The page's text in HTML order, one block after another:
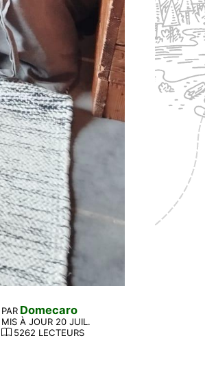
PAR Domecaro
MIS À JOUR 20 JUIL.
5262 LECTEURS